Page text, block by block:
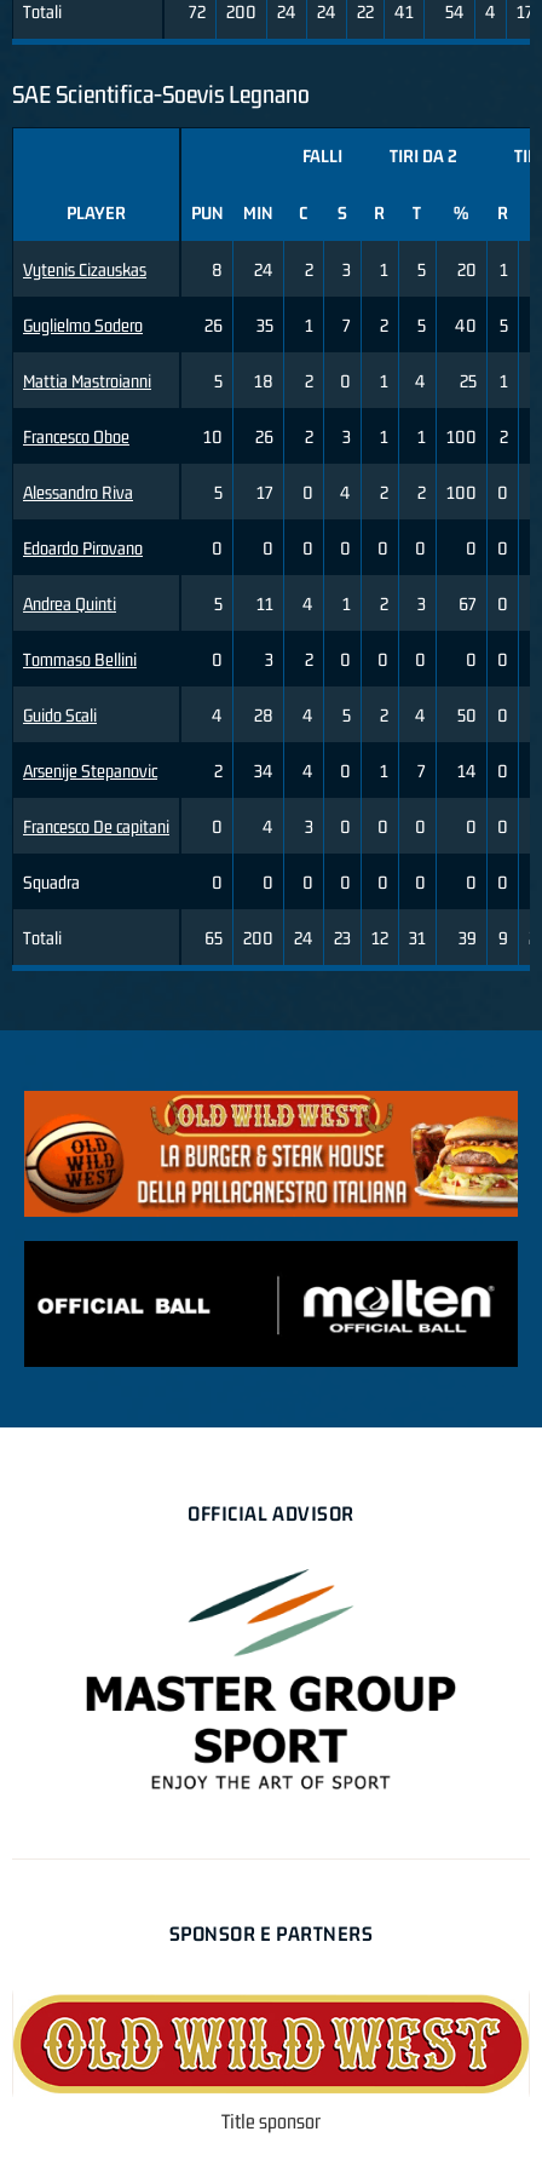
Totali 72 200 24 24 22 41 54 4 17
SAE Scientifica-Soevis Legnano
PLAYER
Vytenis Cizauskas
Guglielmo Sodero
Mattia Mastroianni
Francesco Oboe
Alessandro Riva
Edoardo Pirovano
Andrea Quinti
Tommaso Bellini
Guido Scali
Arsenije Stepanovic
Francesco De capitani
Squadra
Totali
FALLI TIRI DA 2
PUN MIN C S R T % R
8 24 2 3 1 5 20 1
26 35 1 7 2 5 40 5
5 18 2 0 1 4 25 1
10 26 2 3 1 1 100 2
5 17 0 4 2 2 100 0
0 0 0 0 0 0 0 0
5 11 4 1 2 3 67 0
0 3 2 0 0 0 0 0
4 28 4 5 2 4 50 0
2 34 4 0 1 7 14 0
0 4 3 0 0 0 0 0
0 0 0 0 0 0 0 0
65 200 24 23 12 31 39 9
OFFICIAL ADVISOR
SPONSOR E PARTNERS
Title sponsor